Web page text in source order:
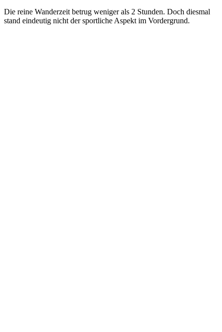
Die reine Wanderzeit betrug weniger als 2 Stunden. Doch diesmal
stand eindeutig nicht der sportliche Aspekt im Vordergrund.